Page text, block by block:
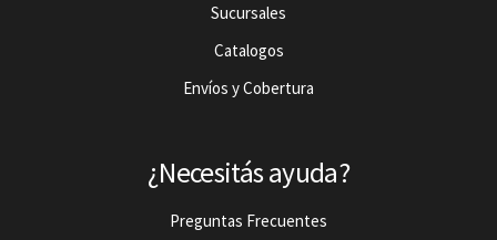
Sucursales
Catalogos
Envíos y Cobertura
¿Necesitás ayuda?
Preguntas Frecuentes